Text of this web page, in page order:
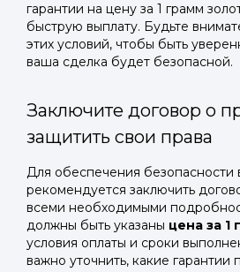
гарантии на цену за 1 грамм
быструю выплату. Будьте
этих условий, чтобы быть
ваша сделка будет безопасной.
Заключите договор о
защитить свои права
Для обеспечения безопасности
рекомендуется заключить
всеми необходимыми
должны быть указаны цена за 1
условия оплаты и сроки
важно уточнить, какие гарантии